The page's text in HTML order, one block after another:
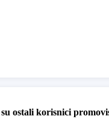
ostali korisnici